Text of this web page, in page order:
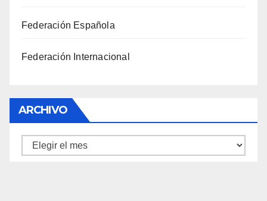
Federación Española
Federación Internacional
ARCHIVO
Archivo